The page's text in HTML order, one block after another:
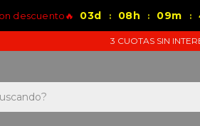
descuento🔥 03d : 08h : 09m :
3 CUOTAS SIN